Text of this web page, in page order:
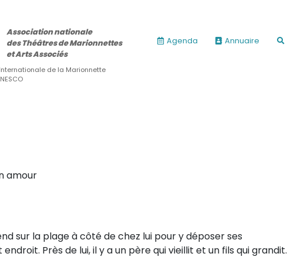
Association nationale
des Théâtres de Marionnettes
et Arts Associés
de la Marionnette
Agenda Annuaire
amour
sur la plage à côté de chez lui pour y déposer ses
Près de lui, il y a un père qui vieillit et un fils qui grandit.